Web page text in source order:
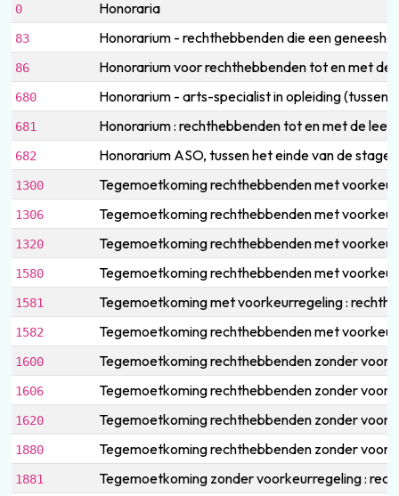
0 Honoraria
83 Honorarium - rechthebbenden die een
86 Honorarium voor rechthebbenden tot en met
680 Honorarium - arts-specialist in opleiding (tussen
681 Honorarium : rechthebbenden tot en met de
682 Honorarium ASO, tussen het einde van de
1300 Tegemoetkoming rechthebbenden met
1306 Tegemoetkoming rechthebbenden met
1320 Tegemoetkoming rechthebbenden met
1580 Tegemoetkoming rechthebbenden met
1581 Tegemoetkoming met voorkeurregeling :
1582 Tegemoetkoming rechthebbenden met
1600 Tegemoetkoming rechthebbenden zonder
1606 Tegemoetkoming rechthebbenden zonder
1620 Tegemoetkoming rechthebbenden zonder
1880 Tegemoetkoming rechthebbenden zonder
1881 Tegemoetkoming zonder voorkeurregeling :